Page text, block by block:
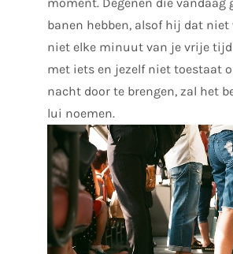
banen hebben, alsof hij dat niet
niet elke minuut van je vrije
met iets en jezelf niet toestaat
nacht door te brengen, zal het
lui noemen.